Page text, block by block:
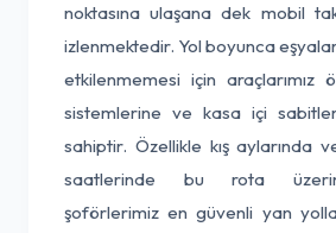
noktasına ulaşana dek mobil
izlenmektedir. Yol boyunca
etkilenmemesi için araçlarımız
sistemlerine ve kasa içi
sahiptir. Özellikle kış aylarında
saatlerinde bu rota
şoförlerimiz en güvenli yan